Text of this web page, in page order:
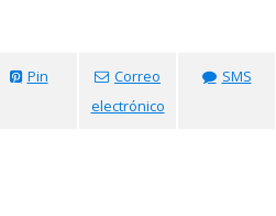
Pin
Correo
electrónico
SMS